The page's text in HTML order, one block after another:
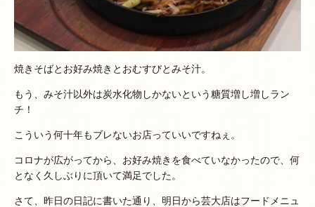
焼きそばとお好み焼きとおむすびとみそ汁。
もう、みそ汁以外は炭水化物しかないという糖質増し増しラン
チ！
こういう何十年もブレないお店っていいですねぇ。
コロナが広がってから、お好み焼きを食べていなかったので、何
となく久しぶりに頂いて満足でした。
さて、昨日の日記に書いた通り、明日から芸大店はフードメニュ